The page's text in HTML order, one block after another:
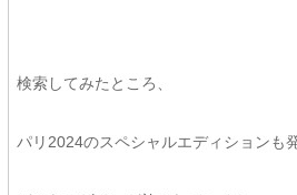
検索してみたところ、
パリ2024のスペシャルエディションも